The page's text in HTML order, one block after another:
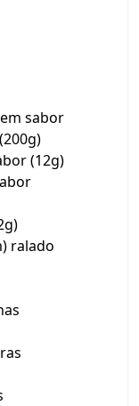
sabor
(12g)
ralado